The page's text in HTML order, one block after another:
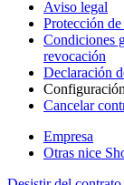
Aviso legal
Protección de
Condiciones
revocación
Declaración
Cancelar
Empresa
Otras nice